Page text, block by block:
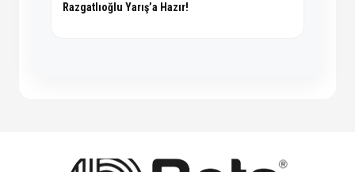
Razgatlıoğlu Yarış’a Hazır!